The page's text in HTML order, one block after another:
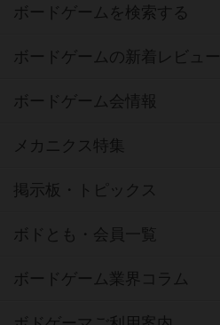
ボードゲームを検索する
ボードゲームの新着レビュー
ボードゲーム会情報
メカニクス特集
掲示板・トピックス
ボドとも・会員一覧
ボードゲーム業界コラム